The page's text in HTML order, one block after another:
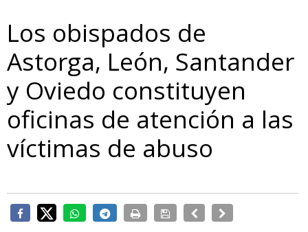
Los obispados de
Astorga, León, Santander
y Oviedo constituyen
oficinas de atención a las
víctimas de abuso